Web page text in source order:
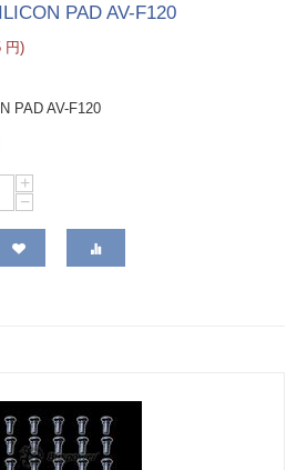
PAD AV-F120
円)
PAD AV-F120
+
−